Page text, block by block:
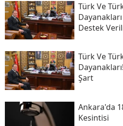
Türk Ve
Destek
Türk Ve
Şart
Ankara'da
Kesintisi